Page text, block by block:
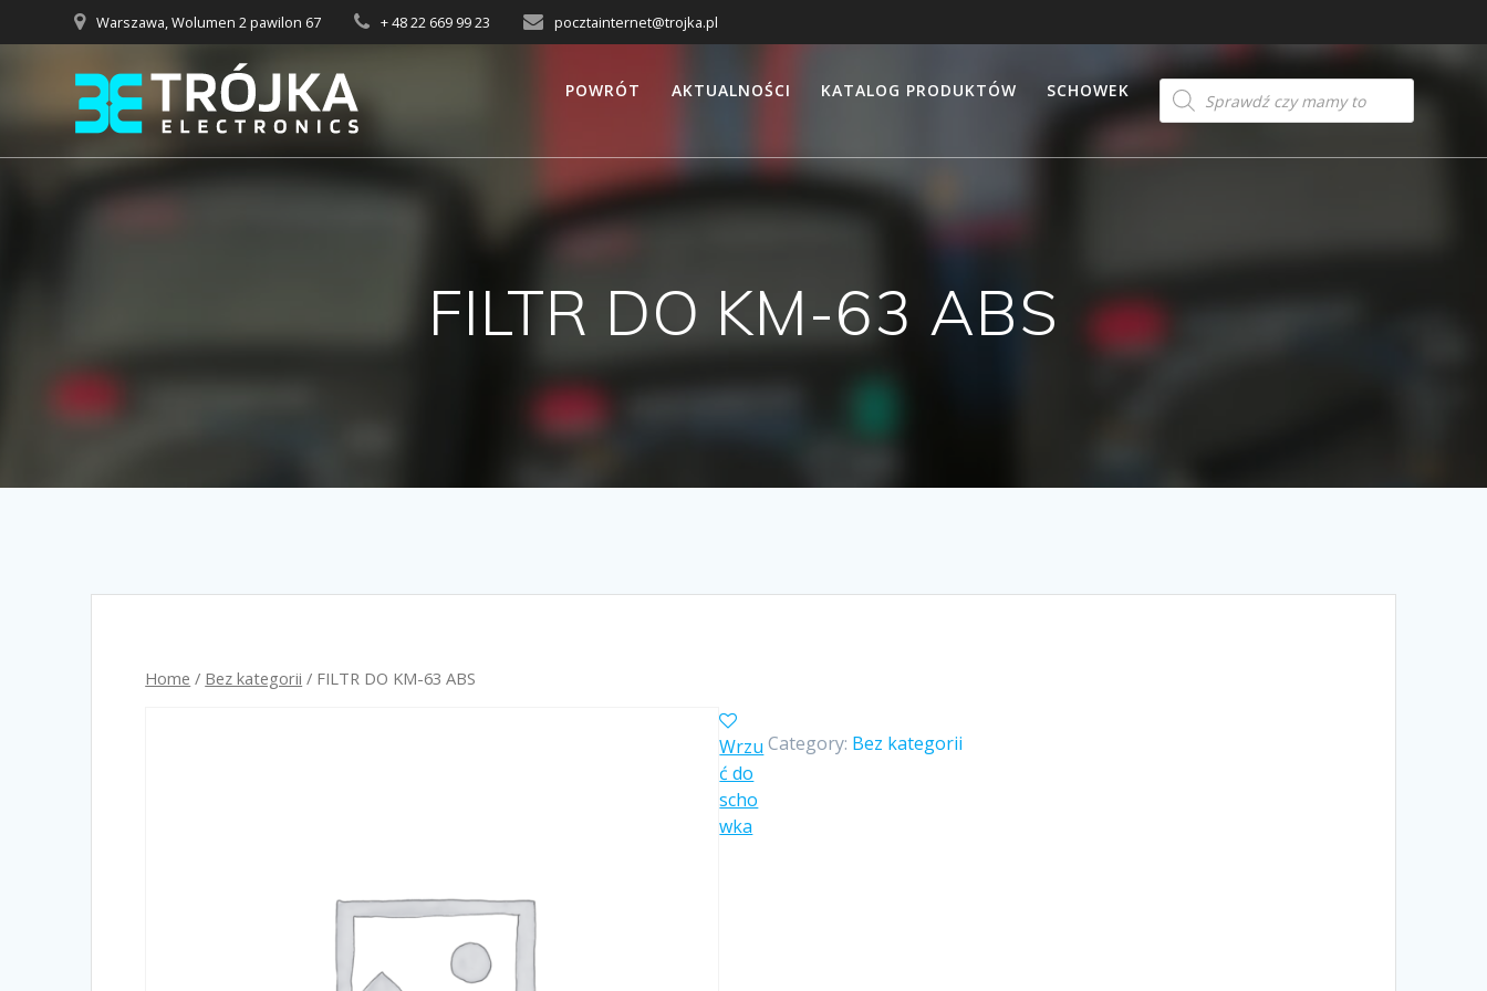
do
Warszawa, Wolumen 2 pawilon 67 + 48 22 669 99 23 pocztainternet@trojka.pl
POWRÓT AKTUALNOŚCI KATALOG PRODUKTÓW SCHOWEK
Products
search
FILTR DO KM-63 ABS
Home / Bez kategorii / FILTR DO KM-63 ABS
Category: Bez kategorii
Wrzu
ć do
scho
wka